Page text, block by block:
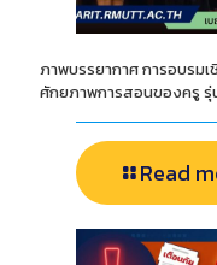
ภาพบรรยากาศ การอบร
ศักยภาพการสอนของครู รุ่
Read